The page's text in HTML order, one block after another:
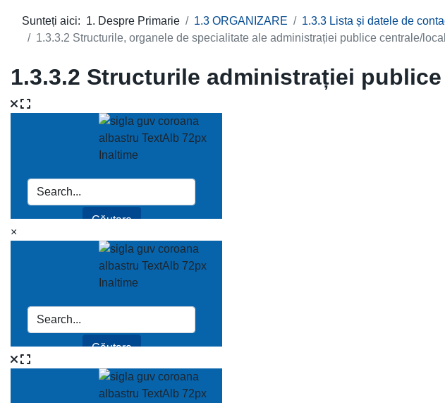
Sunteți aici: 1. Despre Primarie 1.3 ORGANIZARE
1.3.3 Lista și datele de
1.3.3.2 Structurile, organele de specialitate ale administrației publice centrale/
1.3.3.2 Structurile administrației
×